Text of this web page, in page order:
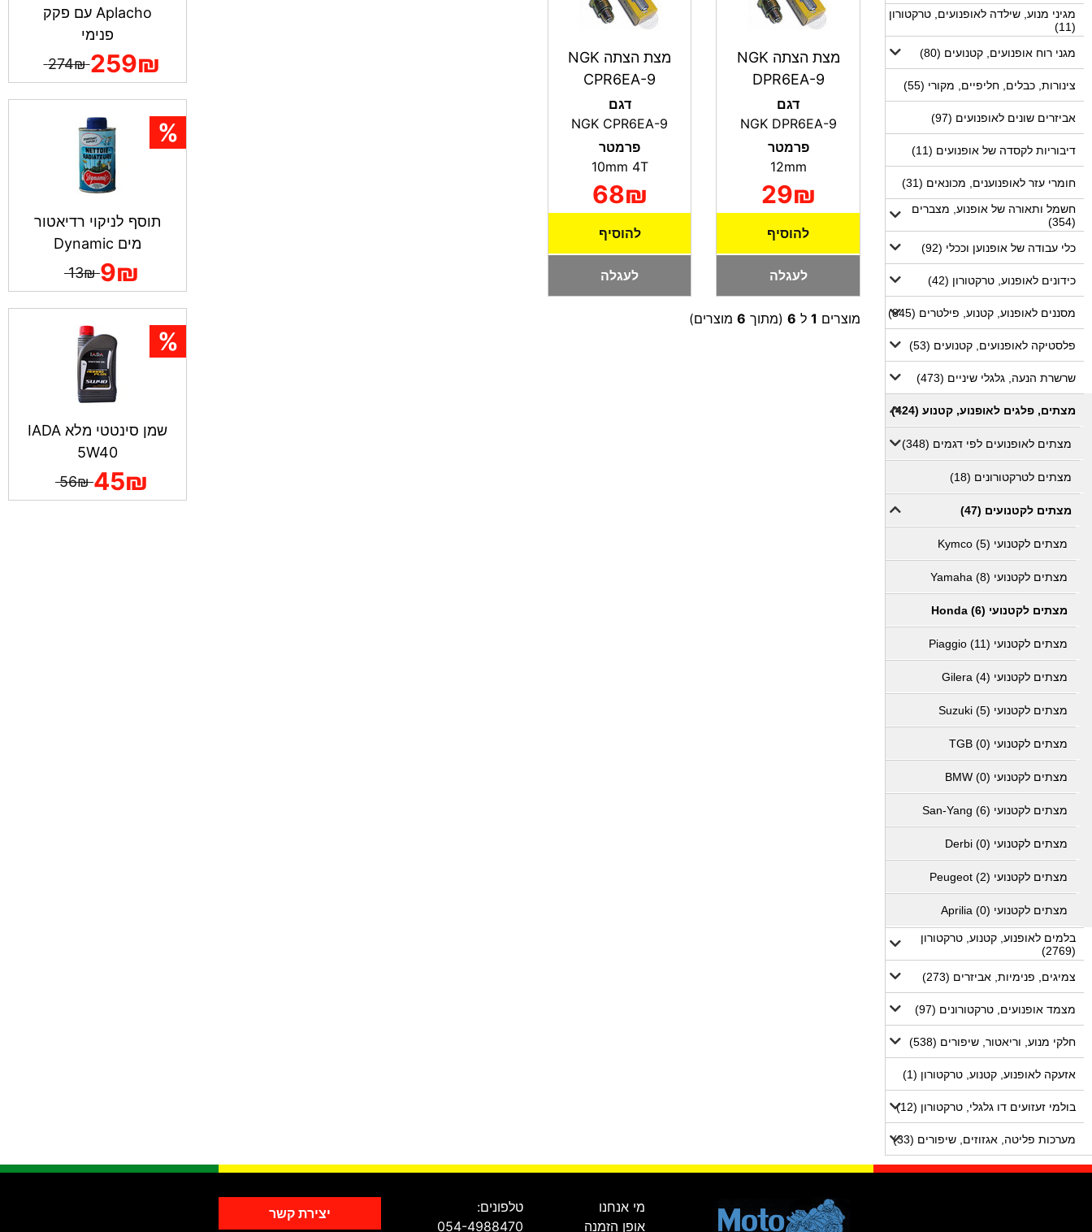
מגיני מנוע, שילדה לאופנועים, טרקטורון
(11)
מגני רוח אופנועים, קטנועים (80)
צינורות, כבלים, חליפיים, מקורי (55)
אביזרים שונים לאופנועים (97)
דיבוריות לקסדה של אופנועים (11)
חומרי עזר לאופנוענים, מכונאים (31)
חשמל ותאורה של אופנוע, מצברים
(354)
כלי עבודה של אופנוען וככלי (92)
כידונים לאופנוע, טרקטורון (42)
מסננים לאופנוע, קטנוע, פילטרים (845)
פלסטיקה לאופנועים, קטנועים (53)
שרשרת הנעה, גלגלי שיניים (473)
מצתים, פלגים לאופנוע, קטנוע (424)
מצתים לאופנועים לפי דגמים (348)
מצתים לטרקטורונים (18)
מצתים לקטנועים (47)
מצתים לקטנועי Kymco (5)
מצתים לקטנועי Yamaha (8)
מצתים לקטנועי Honda (6)
מצתים לקטנועי Piaggio (11)
מצתים לקטנועי Gilera (4)
מצתים לקטנועי Suzuki (5)
מצתים לקטנועי TGB (0)
מצתים לקטנועי BMW (0)
מצתים לקטנועי San-Yang (6)
מצתים לקטנועי Derbi (0)
מצתים לקטנועי Peugeot (2)
מצתים לקטנועי Aprilia (0)
בלמים לאופנוע, קטנוע, טרקטורון
(2769)
צמיגים, פנימיות, אביזרים (273)
מצמד אופנועים, טרקטורונים (97)
חלקי מנוע, וריאטור, שיפורים (538)
אזעקה לאופנוע, קטנוע, טרקטורון (1)
בולמי זעזועים דו גלגלי, טרקטורון (12)
מערכות פליטה, אגזוזים, שיפורים (33)
מצת הצתה NGK
DPR6EA-9
דגם
NGK DPR6EA-9
פרמטר
29₪
להוסיף
לעגלה
מצת הצתה NGK
CPR6EA-9
דגם
NGK CPR6EA-9
פרמטר
10mm 4T
68₪
להוסיף
לעגלה
מוצרים 1 ל 6 (מתוך 6 מוצרים)
Aplacho עם פקק
פנימי
259₪
274₪
תוסף לניקוי רדיאטור
מים Dynamic
9₪
13₪
שמן סינטטי מלא IADA
5W40
45₪
56₪
מי אנחנו
אופן הזמנה
טלפונים:
054-4988470
יצירת קשר